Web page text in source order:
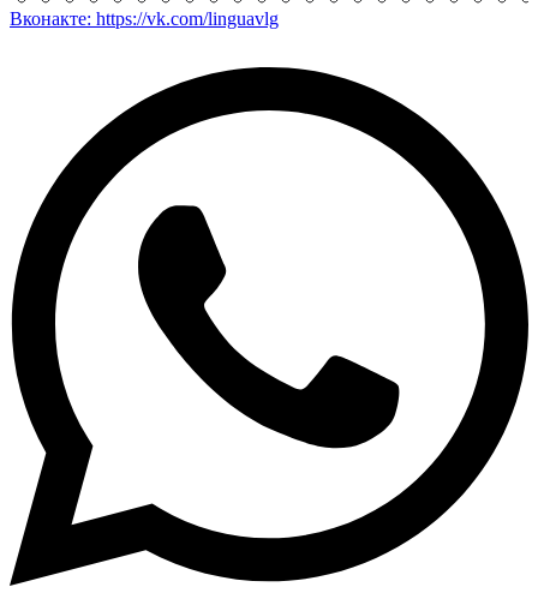
Вконакте: https://vk.com/linguavlg